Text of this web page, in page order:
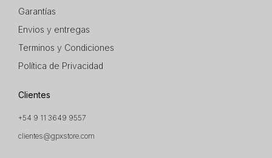
Garantías
Envios y entregas
Terminos y Condiciones
Política de Privacidad
Clientes
+54 9 11 3649 9557
clientes@gpxstore.com